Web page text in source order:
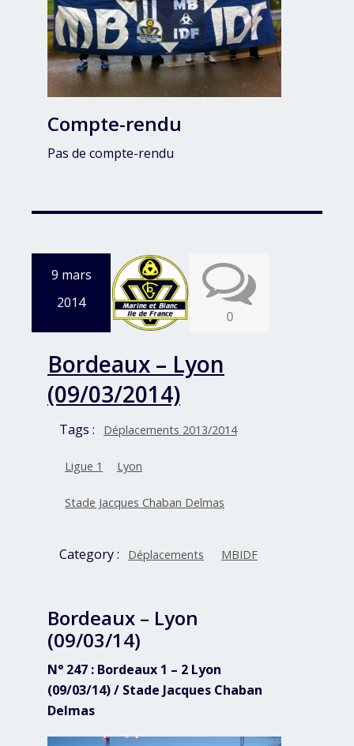
Compte-rendu
Pas de compte-rendu
9 mars
2014
0
Bordeaux – Lyon
(09/03/2014)
Tags : Déplacements 2013/2014
Ligue 1 Lyon
Stade Jacques Chaban Delmas
Category : Déplacements MBIDF
Bordeaux – Lyon
(09/03/14)
N° 247 : Bordeaux 1 – 2 Lyon
(09/03/14) / Stade Jacques Chaban
Delmas